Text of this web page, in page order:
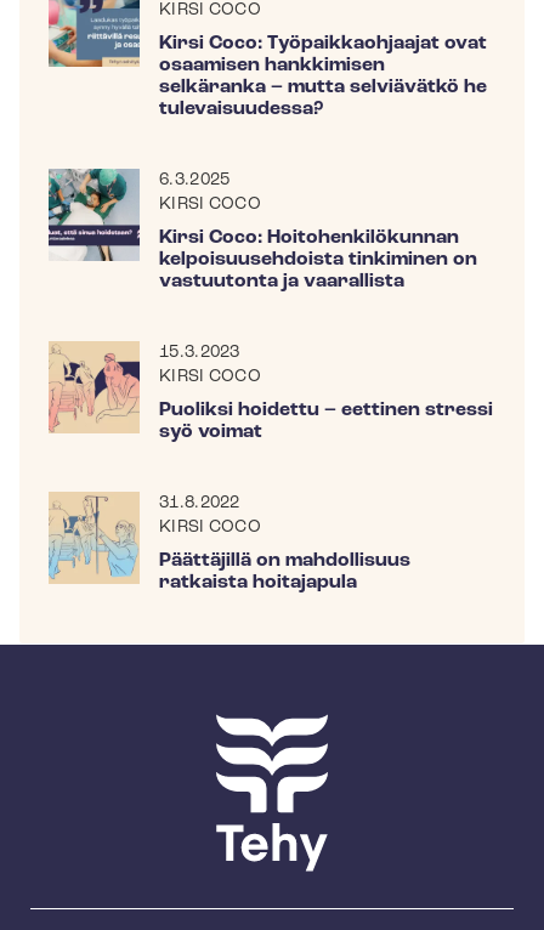
KIRSI COCO
Kirsi Coco: Työpaikkaohjaajat ovat
osaamisen hankkimisen
selkäranka – mutta selviävätkö he
tulevaisuudessa?
6.3.2025
KIRSI COCO
Kirsi Coco: Hoi­to­hen­ki­lö­kun­nan
kel­poi­suuseh­dois­ta tinkiminen on
vastuutonta ja vaarallista
15.3.2023
KIRSI COCO
Puoliksi hoidettu – eettinen stressi
syö voimat
31.8.2022
KIRSI COCO
Päättäjillä on mahdollisuus
ratkaista hoitajapula